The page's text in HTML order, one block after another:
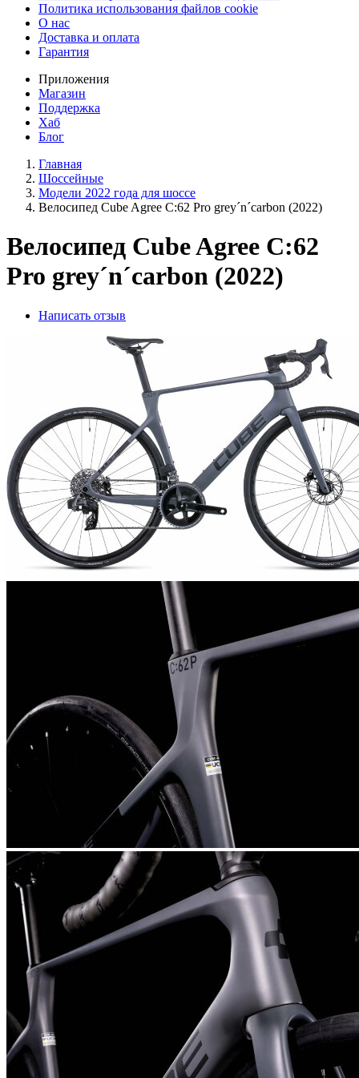
Политика использования файлов cookie
О нас
Доставка и оплата
Гарантия
Приложения
Магазин
Поддержка
Хаб
Блог
Главная
Шоссейные
Модели 2022 года для шоссе
Велосипед Cube Agree C:62 Pro grey´n´carbon (2022)
Велосипед Cube Agree C:62
Pro grey´n´carbon (2022)
Написать отзыв